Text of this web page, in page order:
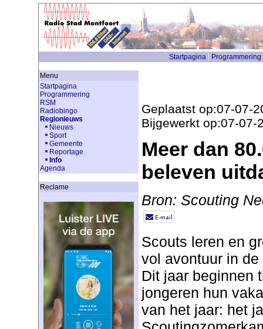
Startpagina Programmering
Menu
Startpagina
Programmering
RSM
Radiobingo
Regionieuws
Nieuws
Sport
Gemeente
Reportage
Info
Agenda
Reclame
Geplaatst op:07-07-
Bijgewerkt op:07-07-
Meer dan
beleven
Bron: Scouting
Scouts leren en
vol avontuur in de
Dit jaar beginnen
jongeren hun
van het jaar: het